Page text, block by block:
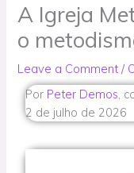
A Igreja
o
Leave a Comment /
Por Peter Demos,
2 de julho de 2026